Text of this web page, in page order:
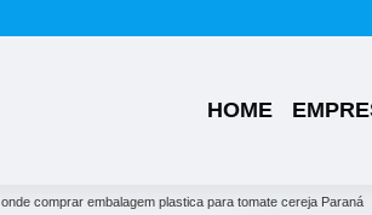
HOME
onde comprar embalagem plastica para tomate cereja Paraná